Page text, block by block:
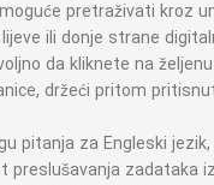
pretraživati kroz
ili donje strane
da kliknete na
držeći pritom
pitanja za Engleski
preslušavanja zadataka